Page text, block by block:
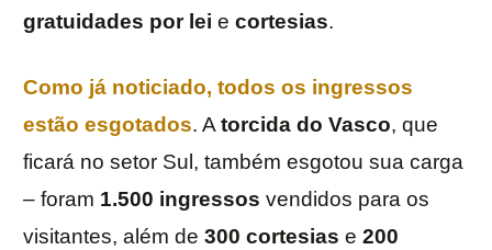
gratuidades por lei e cortesias.
Como já noticiado, todos os ingressos
estão esgotados. Atorcida do Vasco, que
ficará no setor Sul, também esgotou sua carga
– foram 1.500 ingressos vendidos para os
visitantes, além de 300 cortesias e 200